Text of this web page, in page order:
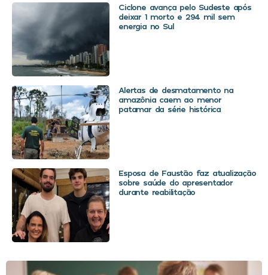
Ciclone avança pelo Sudeste após
deixar 1 morto e 294 mil sem
energia no Sul
Alertas de desmatamento na
amazônia caem ao menor
patamar da série histórica
Esposa de Faustão faz atualização
sobre saúde do apresentador
durante reabilitação